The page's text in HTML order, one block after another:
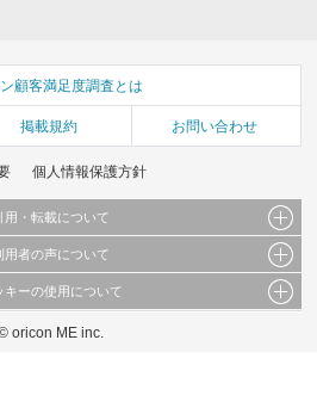
顧客満足度調査とは
掲載規約 お問い合わせ
個人情報保護方針
用・転載について
、写真、イラスト、画像データ等）及びこれらの配
転載・複製などの二次利用を行うことは固く禁じて
用者の声について
サービスの利用者が提出された見解・感想です。
解いただいた上でご覧ください。
キーの使用について
ユーザーに合わせたコンテンツや広告の表示、ソー
oricon ME inc.